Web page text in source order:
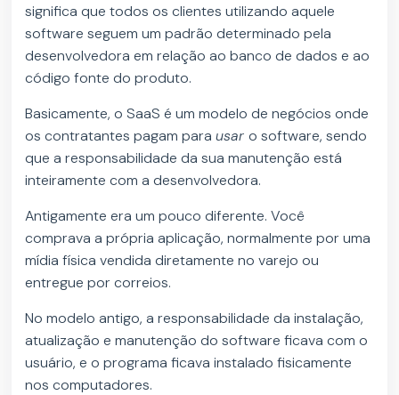
significa que todos os clientes utilizando aquele
software seguem um padrão determinado pela
desenvolvedora em relação ao banco de dados e ao
código fonte do produto.
Basicamente, o SaaS é um modelo de negócios onde
os contratantes pagam parausaro software, sendo
que a responsabilidade da sua manutenção está
inteiramente com a desenvolvedora.
Antigamente era um pouco diferente. Você
comprava a própria aplicação, normalmente por uma
mídia física vendida diretamente no varejo ou
entregue por correios.
No modelo antigo, a responsabilidade da instalação,
atualização e manutenção do software ficava com o
usuário, e o programa ficava instalado fisicamente
nos computadores.